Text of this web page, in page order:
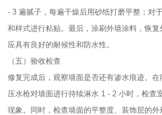
- 3 遍腻子，每遍干燥后用砂纸打磨平整；对
和样式进行粘贴。最后，涂刷外墙涂料，恢
应具有良好的耐候性和防水性。​
（五）验收检查​
修复完成后，观察墙面是否还有渗水痕迹。
压水枪对墙面进行持续淋水 1 - 2 小时，检查
现象。同时，检查墙面的平整度、装饰层的外